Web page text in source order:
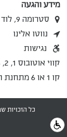
מידע והגעה
סטרומה 9, לוד
נווטו אלינו
נגישות
קווי אוטובוס 1, 2, 3, 11, 13 - מתחנה מרכזית לוד
קו 1 או 6 מתחנת רכבת לוד (יוספטל)
כל הזכויות